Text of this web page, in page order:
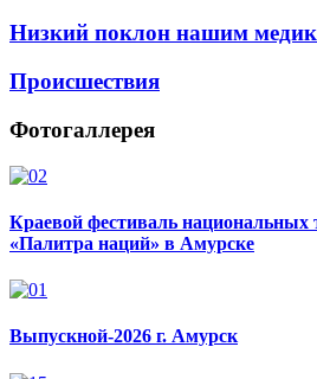
Низкий поклон нашим
Происшествия
Фотогаллерея
Краевой фестиваль национальных
«Палитра наций» в Амурске
Выпускной-2026 г. Амурск